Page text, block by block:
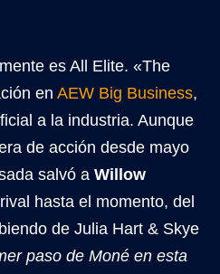
es All Elite. «The
en AEW Big Business,
a la industria. Aunque
de acción desde mayo
salvó a Willow
hasta el momento, del
de Julia Hart & Skye
paso de Moné en esta